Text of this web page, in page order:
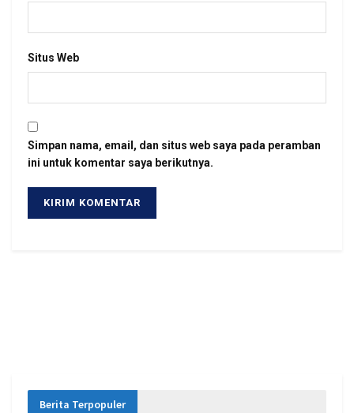
Situs Web
Simpan nama, email, dan situs web saya pada peramban
ini untuk komentar saya berikutnya.
Berita Terpopuler